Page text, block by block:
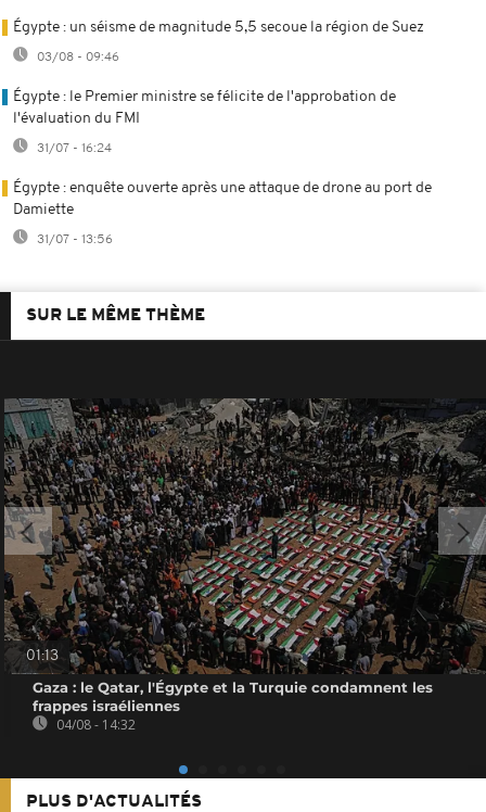
Égypte : un séisme de magnitude 5,5 secoue la région de Suez
03/08 - 09:46
Égypte : le Premier ministre se félicite de l'approbation de
l'évaluation du FMI
31/07 - 16:24
Égypte : enquête ouverte après une attaque de drone au port de
Damiette
31/07 - 13:56
SUR LE MÊME THÈME
01:13
Gaza : le Qatar, l'Égypte et la Turquie condamnent les
frappes israéliennes
04/08 - 14:32
PLUS D'ACTUALITÉS